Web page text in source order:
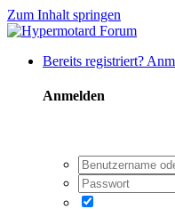
Zum Inhalt springen
Bereits registriert?
Anmelden